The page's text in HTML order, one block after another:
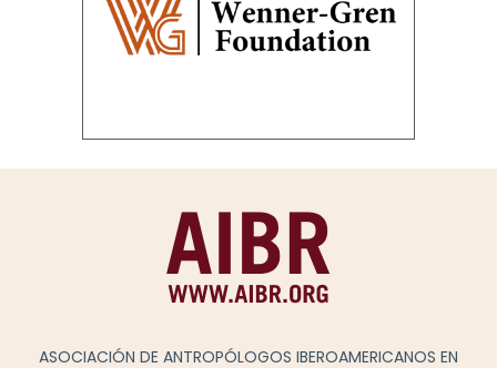
ASOCIACIÓN DE ANTROPÓLOGOS IBEROAMERICANOS EN